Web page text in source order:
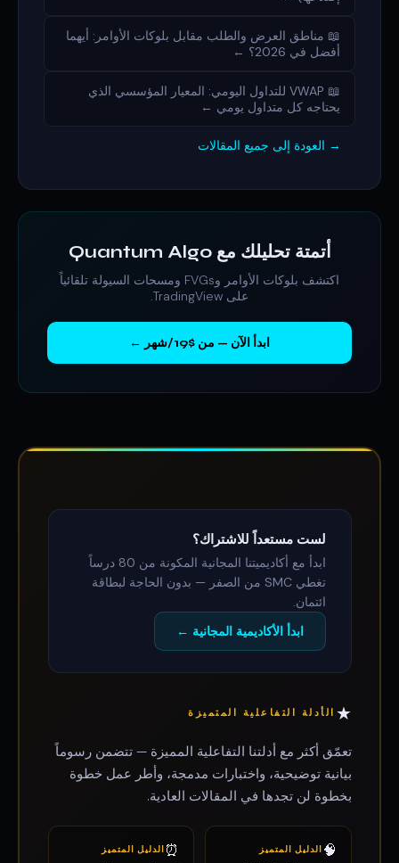
📖 مناطق العرض والطلب مقابل بلوكات الأوامر: أيهما
أفضل في 2026؟ ←
📖 VWAP للتداول اليومي: المعيار المؤسسي الذي
يحتاجه كل متداول يومي ←
→ العودة إلى جميع المقالات
أتمتة تحليلك مع Quantum Algo
اكتشف بلوكات الأوامر وFVGs ومسحات السيولة تلقائياً
على TradingView.
ابدأ الآن — من $19/شهر ←
لست مستعداً للاشتراك؟
ابدأ مع أكاديميتنا المجانية المكونة من 80 درساً
تغطي SMC من الصفر — بدون الحاجة لبطاقة
ائتمان.
ابدأ الأكاديمية المجانية ←
★ الأدلة التفاعلية المتميزة
تعمّق أكثر مع أدلتنا التفاعلية المميزة — تتضمن رسوماً
بيانية توضيحية، واختبارات مدمجة، وأطر عمل خطوة
بخطوة لن تجدها في المقالات العادية.
🧠 الدليل المتميز ⏰ الدليل المتميز